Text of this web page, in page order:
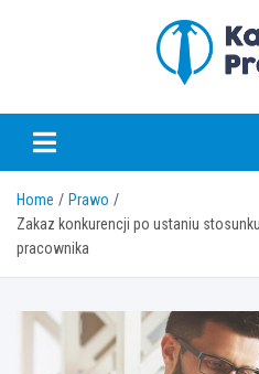
Home
Prawo
Zakaz konkurencji po ustaniu
pracownika